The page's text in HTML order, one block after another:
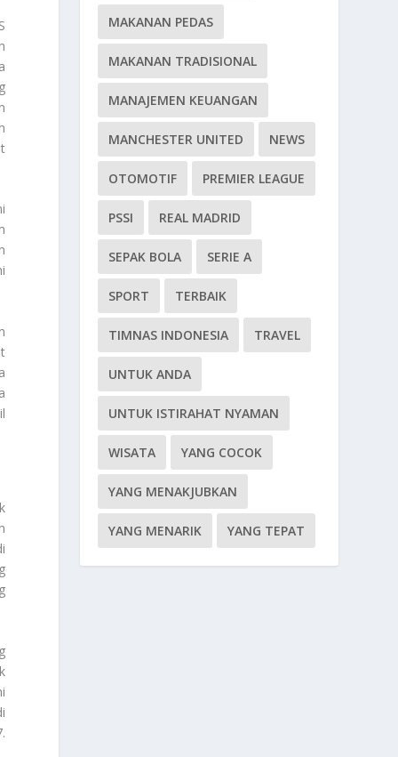
MAKANAN PEDAS
MAKANAN TRADISIONAL
MANAJEMEN KEUANGAN
MANCHESTER UNITED NEWS
OTOMOTIF PREMIER LEAGUE
PSSI REAL MADRID
SEPAK BOLA SERIE A
SPORT TERBAIK
TIMNAS INDONESIA TRAVEL
UNTUK ANDA
UNTUK ISTIRAHAT NYAMAN
WISATA YANG COCOK
YANG MENAKJUBKAN
YANG MENARIK YANG TEPAT